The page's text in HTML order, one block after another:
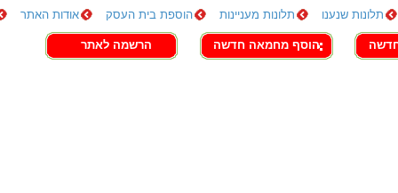
תלונות שנענו תלונות מעניינות הוספת בית העסק אודות האתר
הוסף מחמאה חדשה הרשמה לאתר